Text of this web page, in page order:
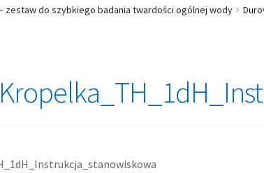
– zestaw do szybkiego badania twardości ogólnej wody